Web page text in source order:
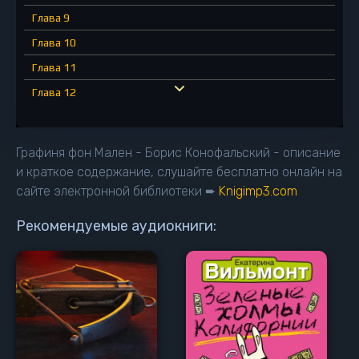
Глава 9
Глава 10
Глава 11
Глава 12
Глава 15
Глава 16
Глава 19
Глава 20
Глава 21
Глава 22
Графиня фон Мален - Борис Конофальский - описание
и краткое содержание, слушайте бесплатно онлайн на
сайте электронной библиотеки ➨ Knigimp3.com
Рекомендуемые аудиокниги: